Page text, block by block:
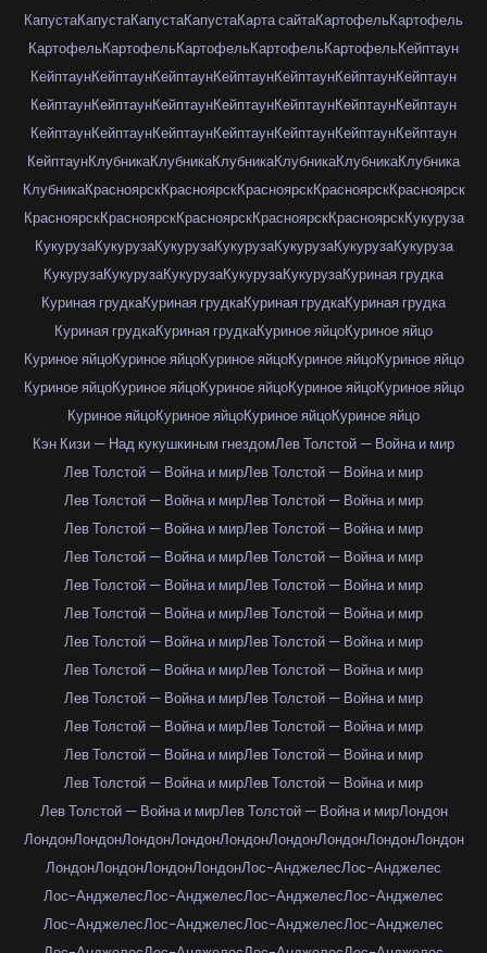
КапустаКапустаКапустаКапустаКарта сайтаКартофельКартофель
КартофельКартофельКартофельКартофельКартофельКейптаун
КейптаунКейптаунКейптаунКейптаунКейптаунКейптаунКейптаун
КейптаунКейптаунКейптаунКейптаунКейптаунКейптаунКейптаун
КейптаунКейптаунКейптаунКейптаунКейптаунКейптаунКейптаун
КейптаунКлубникаКлубникаКлубникаКлубникаКлубникаКлубника
КлубникаКрасноярскКрасноярскКрасноярскКрасноярскКрасноярск
КрасноярскКрасноярскКрасноярскКрасноярскКрасноярскКукуруза
КукурузаКукурузаКукурузаКукурузаКукурузаКукурузаКукуруза
КукурузаКукурузаКукурузаКукурузаКукурузаКуриная грудка
Куриная грудкаКуриная грудкаКуриная грудкаКуриная грудка
Куриная грудкаКуриная грудкаКуриное яйцоКуриное яйцо
Куриное яйцоКуриное яйцоКуриное яйцоКуриное яйцоКуриное яйцо
Куриное яйцоКуриное яйцоКуриное яйцоКуриное яйцоКуриное яйцо
Куриное яйцоКуриное яйцоКуриное яйцоКуриное яйцо
Кэн Кизи — Над кукушкиным гнездомЛев Толстой — Война и мир
Лев Толстой — Война и мирЛев Толстой — Война и мир
Лев Толстой — Война и мирЛев Толстой — Война и мир
Лев Толстой — Война и мирЛев Толстой — Война и мир
Лев Толстой — Война и мирЛев Толстой — Война и мир
Лев Толстой — Война и мирЛев Толстой — Война и мир
Лев Толстой — Война и мирЛев Толстой — Война и мир
Лев Толстой — Война и мирЛев Толстой — Война и мир
Лев Толстой — Война и мирЛев Толстой — Война и мир
Лев Толстой — Война и мирЛев Толстой — Война и мир
Лев Толстой — Война и мирЛев Толстой — Война и мир
Лев Толстой — Война и мирЛев Толстой — Война и мир
Лев Толстой — Война и мирЛев Толстой — Война и мир
Лев Толстой — Война и мирЛев Толстой — Война и мирЛондон
ЛондонЛондонЛондонЛондонЛондонЛондонЛондонЛондонЛондон
ЛондонЛондонЛондонЛондонЛос-АнджелесЛос-Анджелес
Лос-АнджелесЛос-АнджелесЛос-АнджелесЛос-Анджелес
Лос-АнджелесЛос-АнджелесЛос-АнджелесЛос-Анджелес